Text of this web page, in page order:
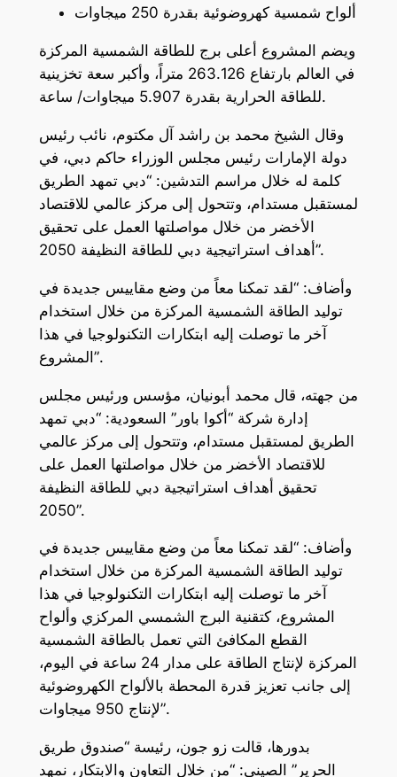
ألواح شمسية كهروضوئية بقدرة 250 ميجاوات
ويضم المشروع أعلى برج للطاقة الشمسية المركزة
في العالم بارتفاع 263.126 متراً، وأكبر سعة تخزينية
للطاقة الحرارية بقدرة 5.907 ميجاوات/ ساعة.
وقال الشيخ محمد بن راشد آل مكتوم، نائب رئيس
دولة الإمارات رئيس مجلس الوزراء حاكم دبي، في
كلمة له خلال مراسم التدشين: “دبي تمهد الطريق
لمستقبل مستدام، وتتحول إلى مركز عالمي للاقتصاد
الأخضر من خلال مواصلتها العمل على تحقيق
أهداف استراتيجية دبي للطاقة النظيفة 2050”.
وأضاف: “لقد تمكنا معاً من وضع مقاييس جديدة في
توليد الطاقة الشمسية المركزة من خلال استخدام
آخر ما توصلت إليه ابتكارات التكنولوجيا في هذا
المشروع”.
من جهته، قال محمد أبونيان، مؤسس ورئيس مجلس
إدارة شركة “أكوا باور” السعودية: “دبي تمهد
الطريق لمستقبل مستدام، وتتحول إلى مركز عالمي
للاقتصاد الأخضر من خلال مواصلتها العمل على
تحقيق أهداف استراتيجية دبي للطاقة النظيفة
2050”.
وأضاف: “لقد تمكنا معاً من وضع مقاييس جديدة في
توليد الطاقة الشمسية المركزة من خلال استخدام
آخر ما توصلت إليه ابتكارات التكنولوجيا في هذا
المشروع، كتقنية البرج الشمسي المركزي وألواح
القطع المكافئ التي تعمل بالطاقة الشمسية
المركزة لإنتاج الطاقة على مدار 24 ساعة في اليوم،
إلى جانب تعزيز قدرة المحطة بالألواح الكهروضوئية
لإنتاج 950 ميجاوات”.
بدورها، قالت زو جون، رئيسة “صندوق طريق
الحرير” الصيني: “من خلال التعاون والابتكار، نمهد